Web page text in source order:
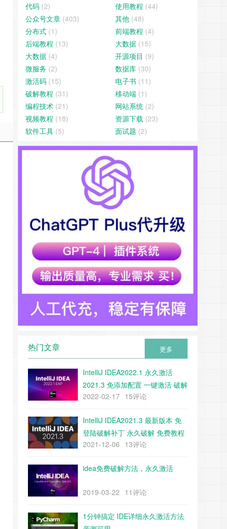
代码 (2) 使用教程 (44)
公众号文章 (403) 其他 (48)
分布式 (1) 前端教程 (4)
后端教程 (13) 大数据 (15)
大数据 (4) 开源项目 (9)
微服务 (2) 数据库 (30)
激活码 (15) 电子书 (11)
破解教程 (31) 移动端 (1)
编程技术 (21) 网站系统 (2)
视频教程 (18) 资源下载 (23)
软件工具 (5) 面试题 (2)
更多
热门文章
IntelliJ IDEA2022.1 永久激活
2021.3 免添加配置 一键激活 破解
教程 附带下载工具
2022-02-17 15评论
IntelliJ IDEA2021.3 最新版本 免
登陆破解补丁 永久破解 免费教程
（附带补丁下载）
2021-12-06 13评论
idea免费破解方法，永久激活
2019-03-22 11评论
1分钟搞定 IDE详细永久激活方法